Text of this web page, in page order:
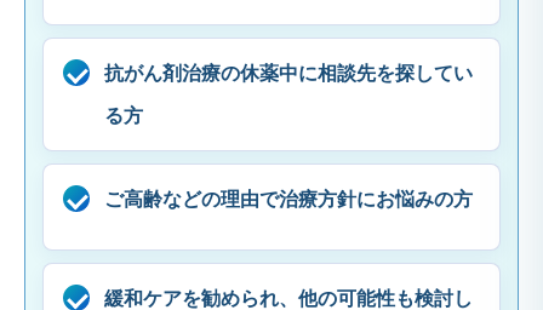
抗がん剤治療の休薬中に相談先を探してい
る方
ご高齢などの理由で治療方針にお悩みの方
緩和ケアを勧められ、他の可能性も検討し